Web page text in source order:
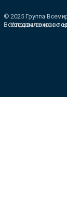
© 2025 Группа
Все права
Уведомление о